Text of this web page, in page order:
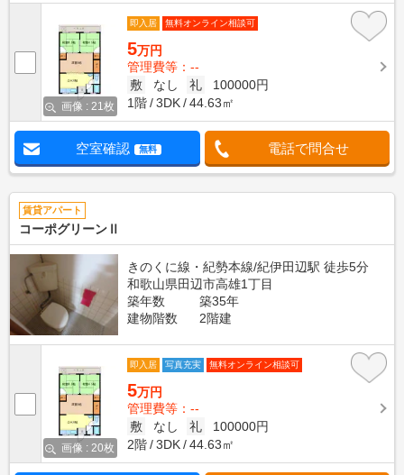
画像 : 21枚
即入居 無料オンライン相談可
5万円
管理費等：--
敷
なし 礼
100000円
1階
3DK 44.63㎡
空室確認 無料 電話で問合せ
賃貸アパート
コーポグリーンⅡ
きのくに線・紀勢本線/紀伊田辺駅 徒歩5分
和歌山県田辺市高雄1丁目
築年数
築35年
建物階数
2階建
画像 : 20枚
即入居 写真充実 無料オンライン相談可
5万円
管理費等：--
敷
なし 礼
100000円
2階
3DK 44.63㎡